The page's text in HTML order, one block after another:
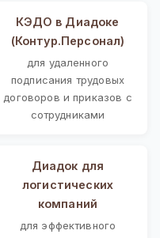
КЭДО в Диадоке
(Контур.Персонал)
для удаленного
подписания трудовых
договоров и приказов с
сотрудниками
Диадок для
логистических
компаний
для эффективного